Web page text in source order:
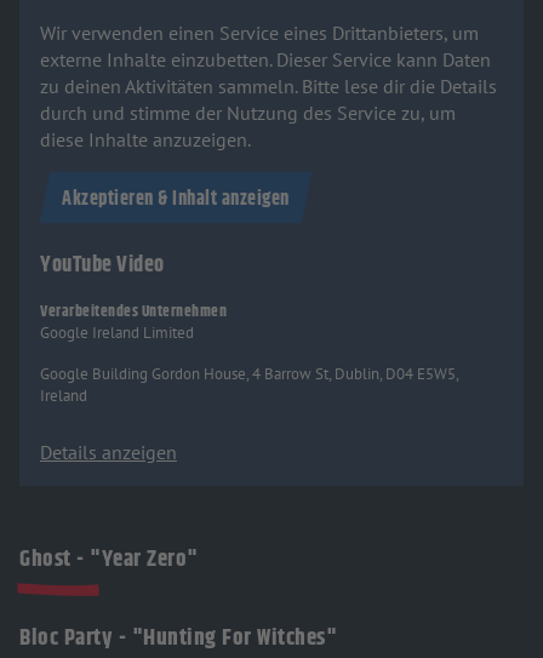
Wir verwenden einen Service eines Drittanbieters, um
externe Inhalte einzubetten. Dieser Service kann Daten
zu deinen Aktivitäten sammeln. Bitte lese dir die Details
durch und stimme der Nutzung des Service zu, um
diese Inhalte anzuzeigen.
Akzeptieren & Inhalt anzeigen
YouTube Video
Verarbeitendes Unternehmen
Google Ireland Limited
Google Building Gordon House, 4 Barrow St, Dublin, D04 E5W5,
Ireland
Details anzeigen
Ghost - "Year Zero"
Bloc Party - "Hunting For Witches"